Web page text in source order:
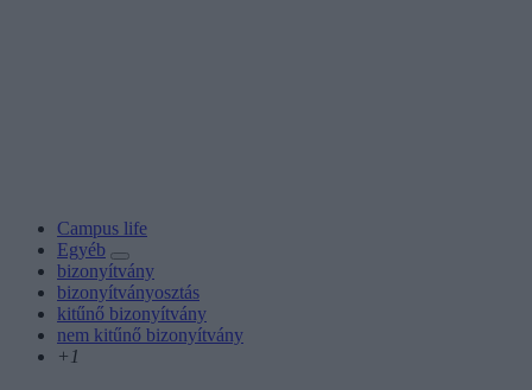
Campus life
Egyéb
bizonyítvány
bizonyítványosztás
kitűnő bizonyítvány
nem kitűnő bizonyítvány
+1